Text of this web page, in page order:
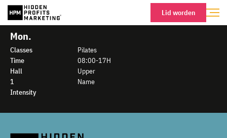
Lid worden
Mon.
Classes
Pilates
Time
08:00-17H
Hall
Upper
1
Name
Intensity